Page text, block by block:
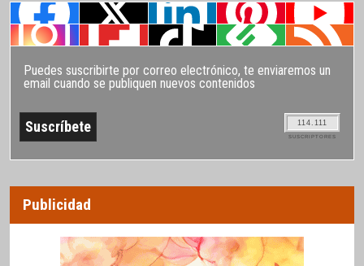
Puedes suscribirte por correo electrónico, te enviaremos un
email cuando se publiquen nuevos contenidos
114.111
SUSCRIPTORES
Publicidad